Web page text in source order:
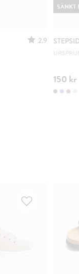
2.9
150 kr
SÄNKT